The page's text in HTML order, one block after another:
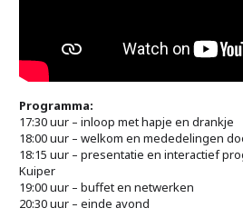
Programma:
17:30 uur – inloop met hapje en drankje
18:00 uur – welkom en mededelingen
18:15 uur – presentatie en interactief
Kuiper
19:00 uur – buffet en netwerken
20:30 uur – einde avond